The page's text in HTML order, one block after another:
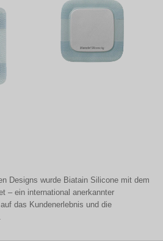
Designs wurde Biatain Silicone mit dem
– ein international anerkannter
das Kundenerlebnis und die